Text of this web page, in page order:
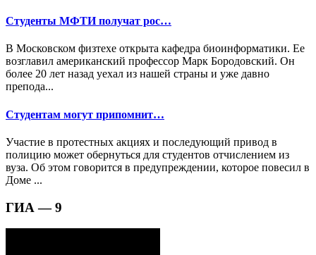
Студенты МФТИ получат рос…
В Московском физтехе открыта кафедра биоинформатики. Ее
возглавил американский профессор Марк Бородовский. Он
более 20 лет назад уехал из нашей страны и уже давно
препода...
Студентам могут припомнит…
Участие в протестных акциях и последующий привод в
полицию может обернуться для студентов отчислением из
вуза. Об этом говорится в предупреждении, которое повесил в
Доме ...
ГИА — 9